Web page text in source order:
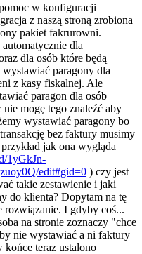
w konfiguracji
z naszą stroną zrobiona
pakiet fakrurowni.
dla
dla osób które będą
paragony dla
z kasy fiskalnej. Ale
paragon dla osób
mogę tego znaleźć aby
wystawiać paragony bo
bez faktury musimy
jak ona wygląda
1yGkJn-
edit#gid=0 ) czy jest
takie zestawienie i jaki
do klienta? Dopytam na tę
rozwiązanie. I gdyby coś...
na stronie zoznaczy "chce
nie wystawiać a ni faktury
końce teraz ustalono